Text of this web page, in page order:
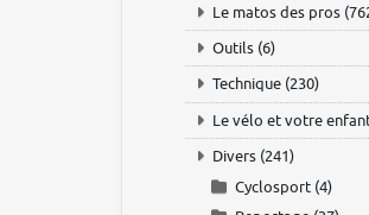
Le matos des pros
Outils (6)
Technique (230)
Le vélo et votre
Divers (241)
Cyclosport (4)